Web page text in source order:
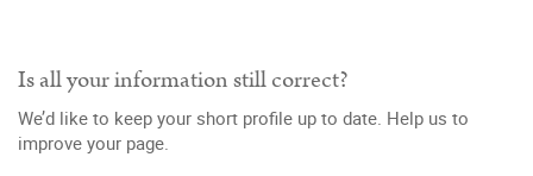
Is all your information still correct?
We’d like to keep your short profile up to date. Help us to
improve your page.